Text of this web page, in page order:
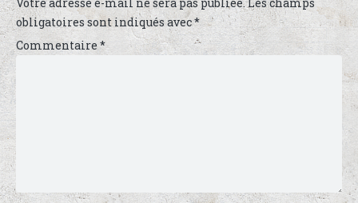
Votre adresse e-mail ne sera pas publiée.Les champs
obligatoires sont indiqués avec*
Commentaire*